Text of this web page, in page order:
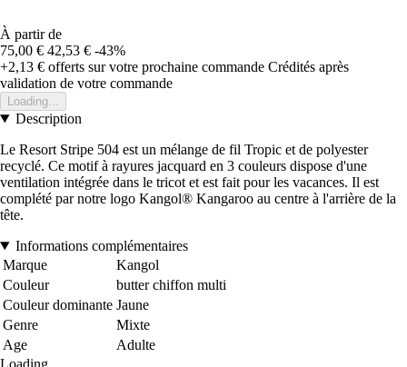
À partir de
75,00 € 42,53 € -43%
+2,13 € offerts sur votre prochaine commande Crédités après
validation de votre commande
Loading...
Description
Le Resort Stripe 504 est un mélange de fil Tropic et de polyester
recyclé. Ce motif à rayures jacquard en 3 couleurs dispose d'une
ventilation intégrée dans le tricot et est fait pour les vacances. Il est
complété par notre logo Kangol® Kangaroo au centre à l'arrière de la
tête.
Informations complémentaires
Marque
Kangol
Couleur
butter chiffon multi
Couleur dominante Jaune
Genre
Mixte
Age
Adulte
Loading...